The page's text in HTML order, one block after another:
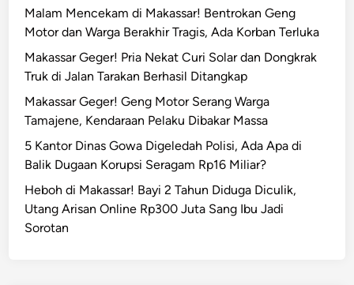
Malam Mencekam di Makassar! Bentrokan Geng
Motor dan Warga Berakhir Tragis, Ada Korban Terluka
Makassar Geger! Pria Nekat Curi Solar dan Dongkrak
Truk di Jalan Tarakan Berhasil Ditangkap
Makassar Geger! Geng Motor Serang Warga
Tamajene, Kendaraan Pelaku Dibakar Massa
5 Kantor Dinas Gowa Digeledah Polisi, Ada Apa di
Balik Dugaan Korupsi Seragam Rp16 Miliar?
Heboh di Makassar! Bayi 2 Tahun Diduga Diculik,
Utang Arisan Online Rp300 Juta Sang Ibu Jadi
Sorotan